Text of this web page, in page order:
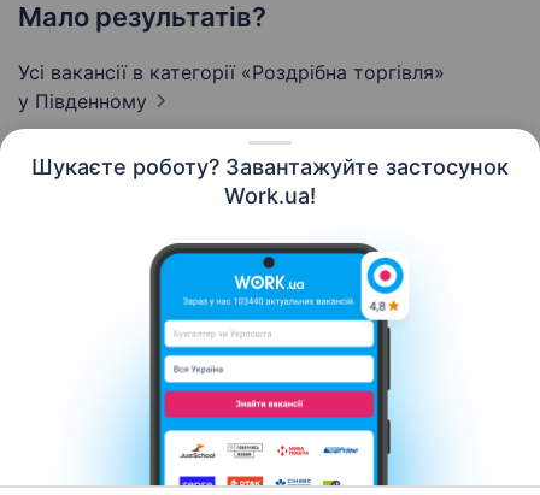
Шукаєте роботу? Завантажуйте застосунок
Work.ua!
Мало результатів?
Усі вакансії в категорії «Роздрібна торгівля»
у Південному
Контакти Про нас
Кар’єра
Допомога Умови використання